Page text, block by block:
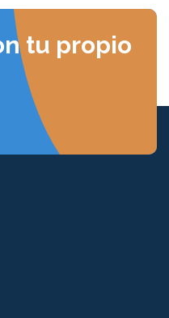
tu propio